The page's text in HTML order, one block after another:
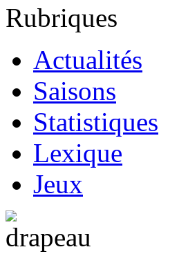
Rubriques
Actualités
Saisons
Statistiques
Lexique
Jeux